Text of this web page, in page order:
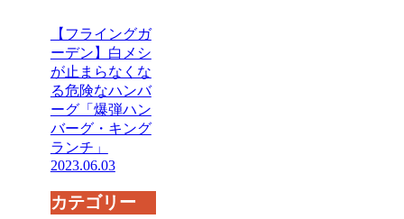
【フライングガ
ーデン】白メシ
が止まらなくな
る危険なハンバ
ーグ「爆弾ハン
バーグ・キング
ランチ」
2023.06.03
カテゴリー